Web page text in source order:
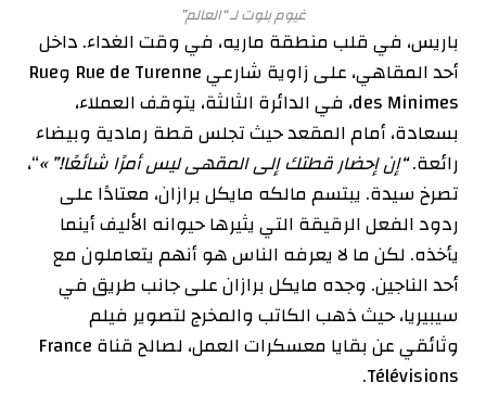
غيوم بلوت لـ “العالم”
باريس، في قلب منطقة ماريه، في وقت الغداء. داخل
أحد المقاهي، على زاوية شارعي Rue de Turenne وRue
des Minimes، في الدائرة الثالثة، يتوقف العملاء،
بسعادة، أمام المقعد حيث تجلس قطة رمادية وبيضاء
رائعة.“إن إحضار قطتك إلى المقهى ليس أمرًا شائعًا!” »“،
تصرخ سيدة. يبتسم مالكه مايكل برازان، معتادًا على
ردود الفعل الرقيقة التي يثيرها حيوانه الأليف أينما
يأخذه. لكن ما لا يعرفه الناس هو أنهم يتعاملون مع
أحد الناجين. وجده مايكل برازان على جانب طريق في
سيبيريا، حيث ذهب الكاتب والمخرج لتصوير فيلم
وثائقي عن بقايا معسكرات العمل، لصالح قناة France
Télévisions.